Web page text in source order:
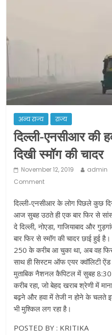
शराब और पान की
खोलने की मिली इजाजत:
दो हफ्ते के लिए बढ़ाया
अन्य राज्य राज्य
दिल्ली-एनसीआर की
दिखी स्मॉग की चादर
November 12, 2019 admin
Comment
दिल्ली-एनसीआर के लोग पिछले कुछ
आज सुबह उठते ही एक बार फिर से
दे दिल्ली, नोएडा, गाजियाबाद और
बार फिर से स्मॉग की चादर छाई हुई
250 के करीब आ चुका था, अब वह
साथ ही सिस्टम ऑफ एयर क्वॉलिटी
मुताबिक नैशनल कैपिटल में सुबह
करीब रहा, जो बेहद खराब श्रेणी में
बढ़ने और हवा में तेजी न होने के चलते
भी मुश्किल लग रहा है।
POSTED BY : KRITIKA